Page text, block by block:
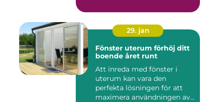
29. jan
Fönster uterum förhöj ditt
boende året runt
Att inreda med fönster i
uterum kan vara den
perfekta lösningen för att
maximera användningen av